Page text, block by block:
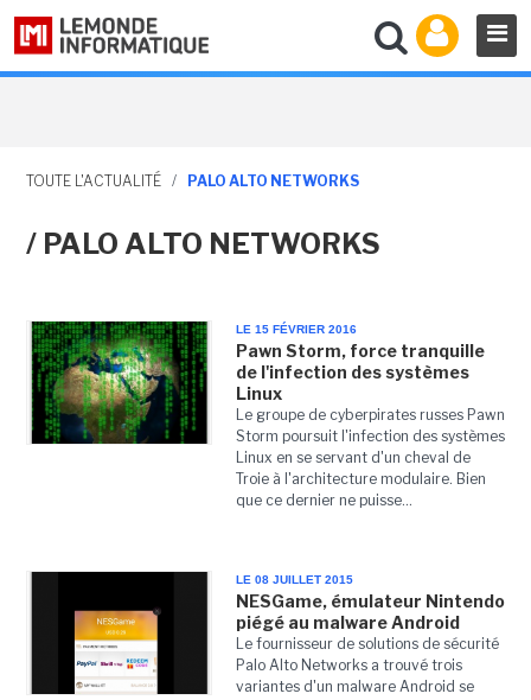
TOUTE L'ACTUALITÉ / PALO ALTO NETWORKS
/ PALO ALTO NETWORKS
LE 15 FÉVRIER 2016
Pawn Storm, force tranquille
de l'infection des systèmes
Linux
Le groupe de cyberpirates russes Pawn
Storm poursuit l'infection des systèmes
Linux en se servant d'un cheval de
Troie à l'architecture modulaire. Bien
que ce dernier ne puisse...
LE 08 JUILLET 2015
NESGame, émulateur Nintendo
piégé au malware Android
Le fournisseur de solutions de sécurité
Palo Alto Networks a trouvé trois
variantes d'un malware Android se